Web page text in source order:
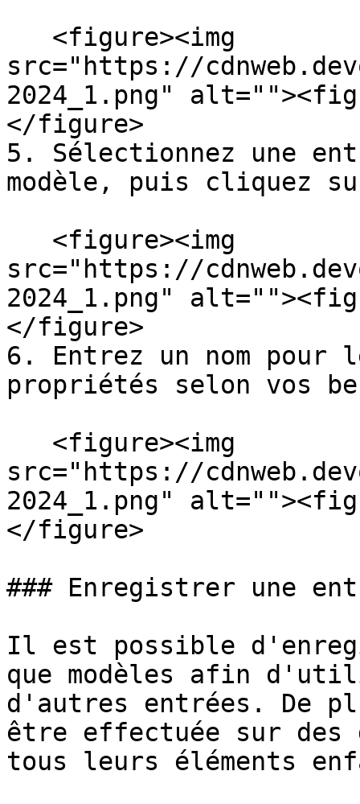
src="https://
2024_1.png"
</figure>
5. Sélectionnez une
modèle, puis cliquez
src="https://
2024_1.png"
</figure>
6. Entrez un nom pour
propriétés selon vos
src="https://
2024_1.png"
</figure>
### Enregistrer une
Il est possible
que modèles afin
d'autres entrées. De
être effectuée sur
tous leurs éléments